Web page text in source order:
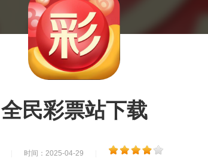
全民彩票站下载
时间：2025-04-29